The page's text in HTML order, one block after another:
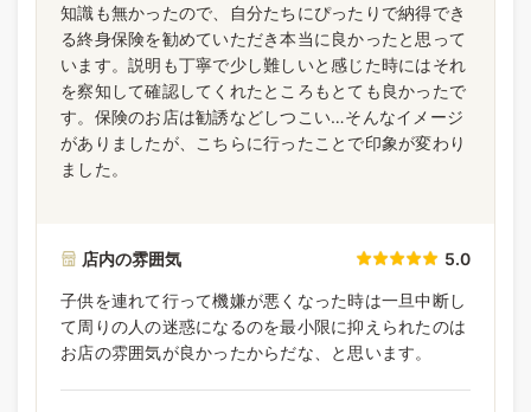
知識も無かったので、自分たちにぴったりで納得でき
る終身保険を勧めていただき本当に良かったと思って
います。説明も丁寧で少し難しいと感じた時にはそれ
を察知して確認してくれたところもとても良かったで
す。保険のお店は勧誘などしつこい…そんなイメージ
がありましたが、こちらに行ったことで印象が変わり
ました。
店内の雰囲気 5.0
子供を連れて行って機嫌が悪くなった時は一旦中断し
て周りの人の迷惑になるのを最小限に抑えられたのは
お店の雰囲気が良かったからだな、と思います。